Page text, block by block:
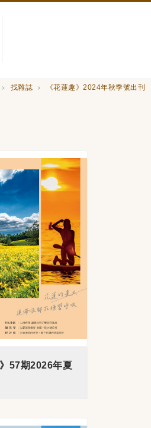
找雜誌 《花蓮趣》2024年秋季號出刊
》57期2026年夏